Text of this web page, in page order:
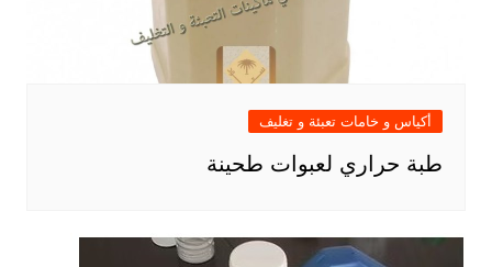
أكياس و خامات تعبئة و تغليف
طبة حراري لعبوات طحينة